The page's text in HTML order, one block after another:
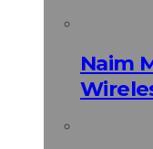
Naim